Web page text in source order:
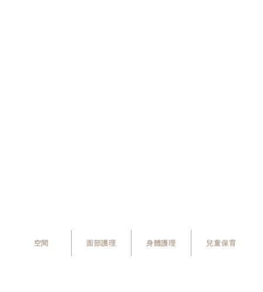
空間 面部護理 身體護理 兒童保育